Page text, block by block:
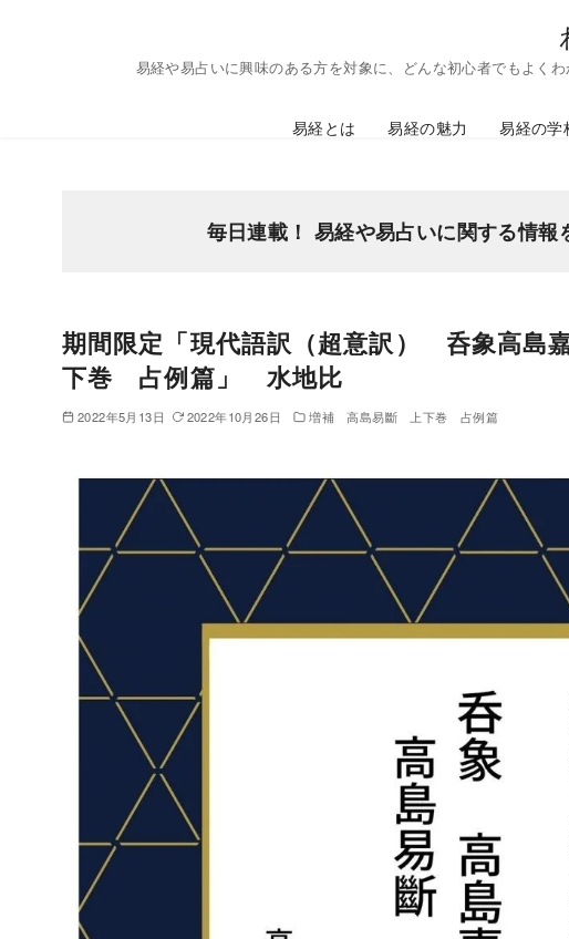
易経や易占いに興味のある方を対象に、どんな初心者でもよく
易経とは 易経の魅力 易経の学
毎日連載！ 易経や易占いに関する情報
期間限定「現代語訳（超意訳） 呑象高
下巻 占例篇」 水地比
2022年5月13日 2022年10月26日 増補 高島易斷 上下巻 占例篇